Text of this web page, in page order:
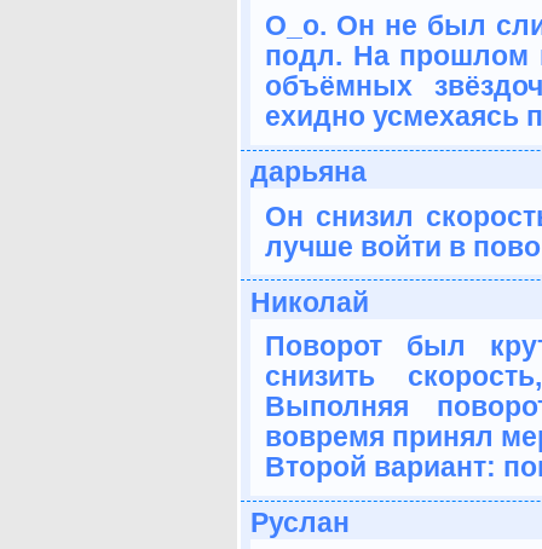
О_о. Он не был
подл. На прошлом
объёмных
ехидно усмехаясь
дарьяна
Он снизил
лучше войти в
Николай
Поворот был
снизить
Выполняя
вовремя принял
Второй вариант:
Руслан